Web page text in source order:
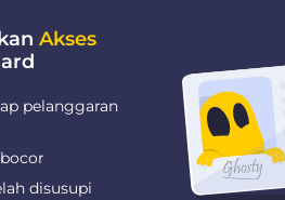
Akses
pelanggaran
disusupi